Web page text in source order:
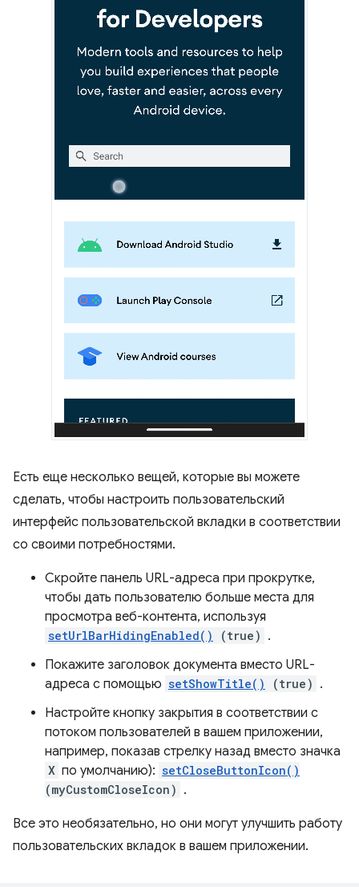
Есть еще несколько вещей, которые вы можете
сделать, чтобы настроить пользовательский
интерфейс пользовательской вкладки в соответствии
со своими потребностями.
Скройте панель URL-адреса при прокрутке,
чтобы дать пользователю больше места для
просмотра веб-контента, используя
setUrlBarHidingEnabled() (true) .
Покажите заголовок документа вместо URL-
адреса с помощью setShowTitle() (true) .
Настройте кнопку закрытия в соответствии с
потоком пользователей в вашем приложении,
например, показав стрелку назад вместо значка
X по умолчанию): setCloseButtonIcon()
(myCustomCloseIcon) .
Все это необязательно, но они могут улучшить работу
пользовательских вкладок в вашем приложении.